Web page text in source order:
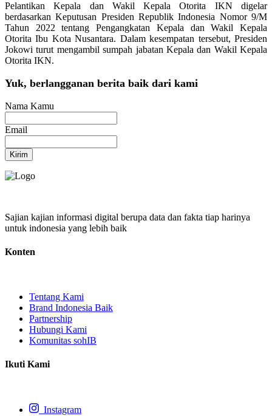
Pelantikan Kepala dan Wakil Kepala Otorita IKN digelar
berdasarkan Keputusan Presiden Republik Indonesia Nomor 9/M
Tahun 2022 tentang Pengangkatan Kepala dan Wakil Kepala
Otorita Ibu Kota Nusantara. Dalam kesempatan tersebut, Presiden
Jokowi turut mengambil sumpah jabatan Kepala dan Wakil Kepala
Otorita IKN.
Yuk, berlangganan berita baik dari kami
Nama Kamu
Email
Kirim
Sajian kajian informasi digital berupa data dan fakta tiap harinya
untuk indonesia yang lebih baik
Konten
Tentang Kami
Brand Indonesia Baik
Partnership
Hubungi Kami
Komunitas sohIB
Ikuti Kami
Instagram